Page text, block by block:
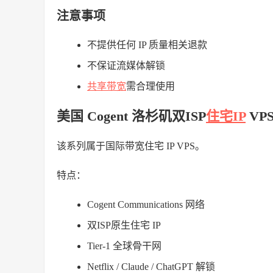
注意事项
不提供任何 IP 质量相关退款
不保证流媒体解锁
共享带宽需合理使用
美国 Cogent 洛杉矶双ISP住宅IP
该系列属于国际带宽住宅 IP VPS。
特点：
Cogent Communications 网络
双ISP原生住宅 IP
Tier-1 全球骨干网
Netflix / Claude / ChatGPT 解锁